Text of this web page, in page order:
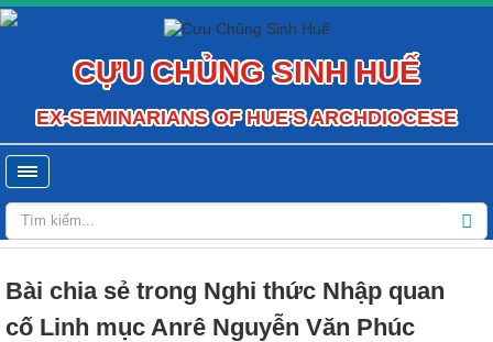
CỰU CHỦNG SINH HUẾ
EX-SEMINARIANS OF HUE'S ARCHDIOCESE
Bài chia sẻ trong Nghi thức Nhập quan
cố Linh mục Anrê Nguyễn Văn Phúc